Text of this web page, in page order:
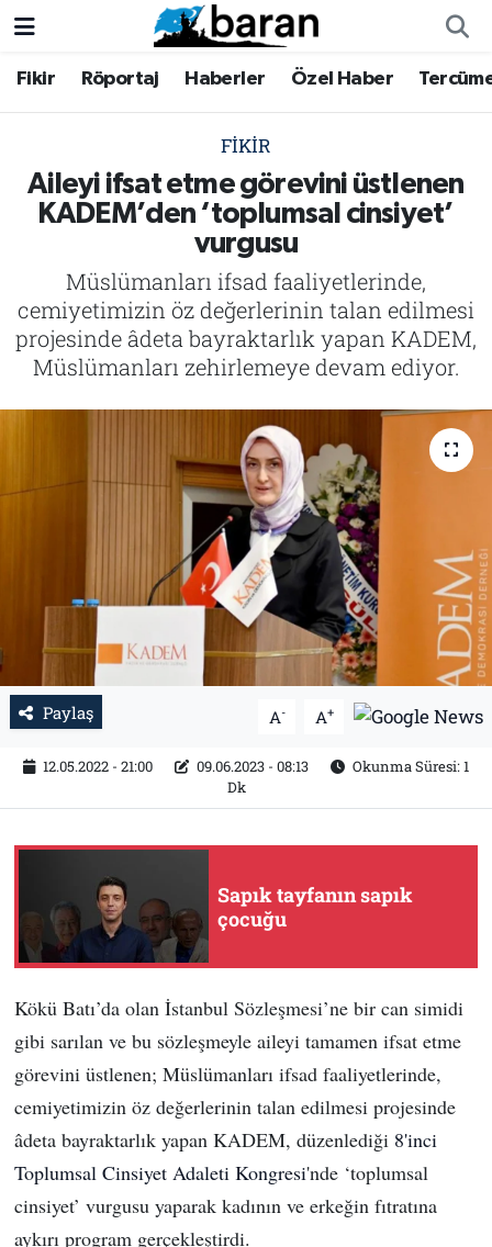
Fikir Röportaj Haberler Özel Haber
FIKIR
Aileyi ifsat etme görevini üstlenen
KADEM’den ‘toplumsal cinsiyet’
vurgusu
Müslümanları ifsad faaliyetlerinde,
cemiyetimizin öz değerlerinin talan edilmesi
projesinde âdeta bayraktarlık yapan KADEM,
Müslümanları zehirlemeye devam ediyor.
Paylaş A- A+
12.05.2022 - 21:00 09.06.2023 - 08:13
Okunma Süresi: 1
Dk
Sapık tayfanın sapık
çocuğu
Kökü Batı’da olan İstanbul Sözleşmesi’ne bir can simidi
gibi sarılan ve bu sözleşmeyle aileyi tamamen ifsat etme
görevini üstlenen; Müslümanları ifsad faaliyetlerinde,
cemiyetimizin öz değerlerinin talan edilmesi projesinde
âdeta bayraktarlık yapan KADEM, düzenlediği 8'inci
Toplumsal Cinsiyet Adaleti Kongresi'nde ‘toplumsal
cinsiyet’ vurgusu yaparak kadının ve erkeğin fıtratına
aykırı program gerçekleştirdi.
Fikir
Haberler
Tercüme
İktibas
Dergi
Fikir
Haberler
Tercüme
İktibas
Dergi
Künye
Nöbetçi Eczaneler
Trafik Durumu
Süper Lig Puan Durumu ve Fikstür
Tüm Manşetler
Son Dakika Haberleri